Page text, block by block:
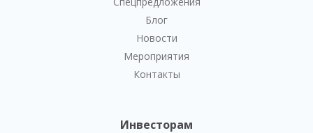
Блог
Новости
Мероприятия
Контакты
Инвесторам